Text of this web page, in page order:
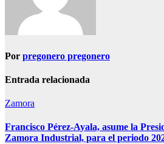
Por pregonero pregonero
Entrada relacionada
Zamora
Francisco Pérez-Ayala, asume la
Zamora Industrial, para el periodo